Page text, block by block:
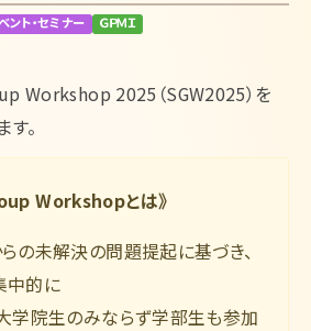
ント・セミナー ＧＰＭＩ
Workshop 2025（SGW2025）を
。
Workshopとは》
の未解決の問題提起に基づき、
中的に
学院生のみならず学部生も参加